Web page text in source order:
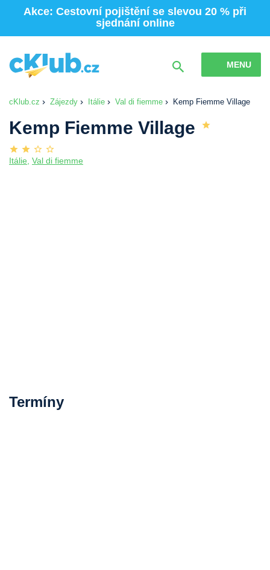
Akce: Cestovní pojištění se slevou 20 % při
sjednání online
MENU
cKlub.cz Zájezdy Itálie Val di fiemme Kemp Fiemme Village
Kemp Fiemme Village
Itálie, Val di fiemme
Termíny